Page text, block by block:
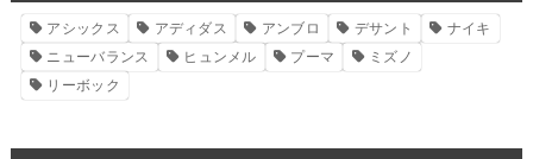
アシックス アディダス アンブロ デサント
ナイキ
ニューバランス
ヒュンメル プーマ
ミズノ
リーボック